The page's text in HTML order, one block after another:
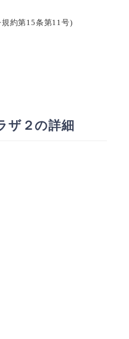
約第15条第11号)
ザ２の詳細